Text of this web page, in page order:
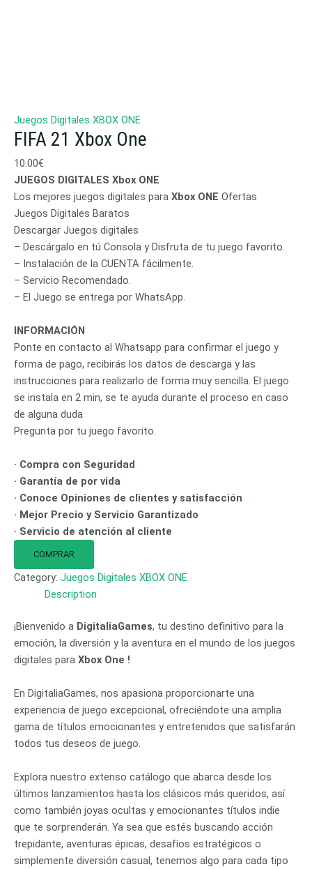
Juegos Digitales XBOX ONE
FIFA 21 Xbox One
10.00€
JUEGOS DIGITALES Xbox ONE
Los mejores juegos digitales para Xbox ONE Ofertas
Juegos Digitales Baratos
Descargar Juegos digitales
– Descárgalo en tú Consola y Disfruta de tu juego favorito.
– Instalación de la CUENTA fácilmente.
– Servicio Recomendado.
– El Juego se entrega por WhatsApp.
INFORMACIÓN
Ponte en contacto al Whatsapp para confirmar el juego y
forma de pago, recibirás los datos de descarga y las
instrucciones para realizarlo de forma muy sencilla. El juego
se instala en 2 min, se te ayuda durante el proceso en caso
de alguna duda
Pregunta por tu juego favorito.
· Compra con Seguridad
· Garantía de por vida
· Conoce Opiniones de clientes y satisfacción
· Mejor Precio y Servicio Garantizado
· Servicio de atención al cliente
COMPRAR
Category: Juegos Digitales XBOX ONE
Description
¡Bienvenido a DigitaliaGames, tu destino definitivo para la
emoción, la diversión y la aventura en el mundo de los juegos
digitales para Xbox One !
En DigitaliaGames, nos apasiona proporcionarte una
experiencia de juego excepcional, ofreciéndote una amplia
gama de títulos emocionantes y entretenidos que satisfarán
todos tus deseos de juego.
Explora nuestro extenso catálogo que abarca desde los
últimos lanzamientos hasta los clásicos más queridos, así
como también joyas ocultas y emocionantes títulos indie
que te sorprenderán. Ya sea que estés buscando acción
trepidante, aventuras épicas, desafíos estratégicos o
simplemente diversión casual, tenemos algo para cada tipo